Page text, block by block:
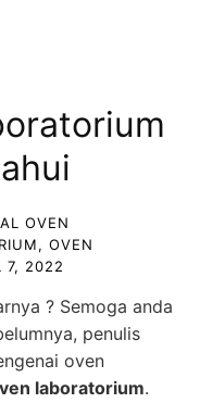
OVEN
, OVEN
7, 2022
? Semoga anda
penulis
oven
laboratorium.